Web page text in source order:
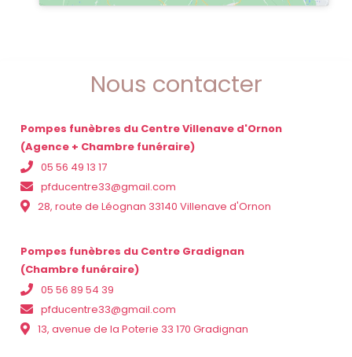
Nous contacter
Pompes funèbres du Centre Villenave d'Ornon
(Agence + Chambre funéraire)
05 56 49 13 17
pfducentre33@gmail.com
28, route de Léognan 33140 Villenave d'Ornon
Pompes funèbres du Centre Gradignan
(Chambre funéraire)
05 56 89 54 39
pfducentre33@gmail.com
13, avenue de la Poterie 33 170 Gradignan